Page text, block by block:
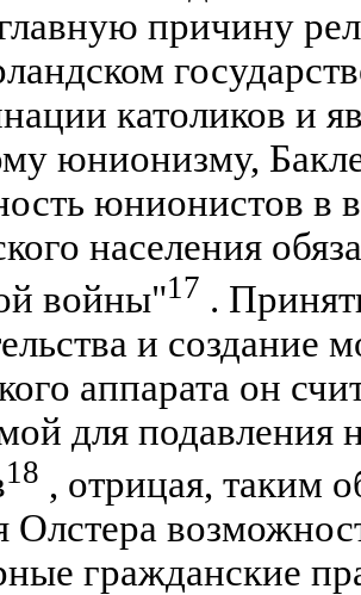
причину
католиков и
юнионизму,
юнионистов в
населения
войны"17 .
и создание
аппарата он
для подавления
18 , отрицая, таким
Олстера
гражданские